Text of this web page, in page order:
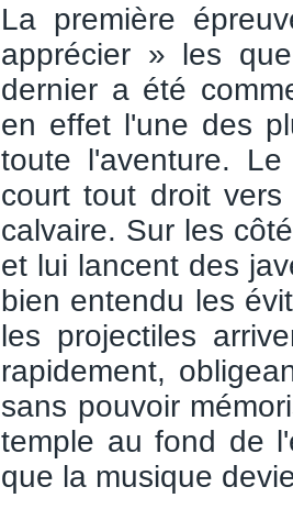
La première
apprécier » les
dernier a été
en effet l'une des
toute l'aventure.
court tout droit
calvaire. Sur les
et lui lancent des
bien entendu les
les projectiles
rapidement,
sans pouvoir
temple au fond de
que la musique